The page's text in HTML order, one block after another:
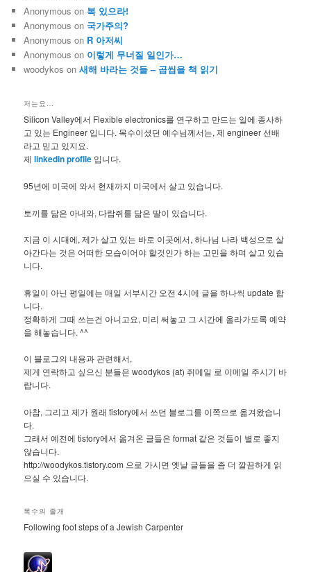
Anonymous on 복 있으라!
Anonymous on 국가주의?
Anonymous on R 아저씨
Anonymous on 이렇게 무너질 일인가…
woodykos on새해 바라는 것들 – 곱씹을 책 읽기
저는요…
Silicon Valley에서 Flexible electronics를 연구하고 만드는 일에 종사하
고 있는 Engineer 입니다. 목수이셨던 예수님께서는, 제 engineer 선배
라고 믿고 있지요.
제linkedin profile 입니다.
95년에 미국에 와서 현재까지 미국에서 살고 있습니다.
토끼를 닮은 아내와, 다람쥐를 닮은 딸이 있습니다.
지금 이 시대에, 제가 살고 있는 바로 이곳에서, 하나님 나라 백성으로 살
아간다는 것은 어떠한 모습이어야 할것인가 하는 고민을 하며 살고 있습
니다.
휴일이 아닌 평일에는 매일 서부시간 오전 4시에 글을 하나씩 update 합
니다.
정확하게 그때 쓰는건 아니고요, 미리 써놓고 그 시간에 올라가도록 예약
을 해놓습니다. ^^
이 블로그의 내용과 관련해서,
제게 연락하고 싶으신 분들은 woodykos (at) 쥐메일 로 이메일 주시기 바
랍니다.
아참, 그리고 제가 원래 tistory에서 쓰던 블로그를 이쪽으로 옮겨왔습니
다.
그래서 예전에 tistory에서 옮겨온 글들은 format 같은 것들이 별로 좋지
않습니다.
http://woodykos.tistory.com 으로 가시면 옛날 글들을 좀 더 깔끔하게 읽
으실 수 있습니다.
목수의 졸개
Following foot steps of a Jewish Carpenter